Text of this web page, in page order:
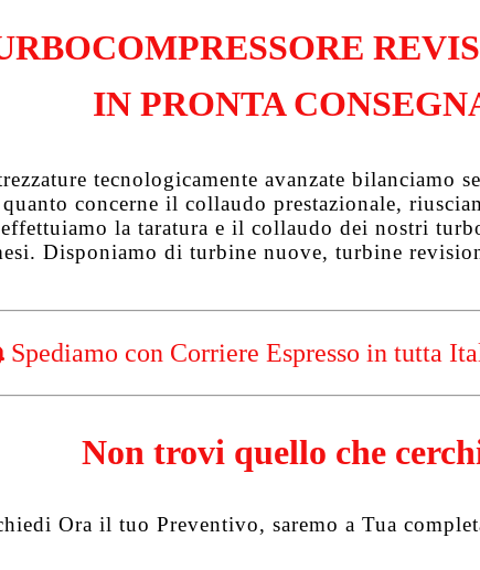
IN PRONTA
tecnologicamente avanzate bilanciamo
concerne il collaudo prestazionale,
la taratura e il collaudo dei nostri
. Disponiamo di turbine nuove, turbine
Spediamo con Corriere Espresso in tutta
Non trovi quello che
Ora il tuo Preventivo, saremo a Tua